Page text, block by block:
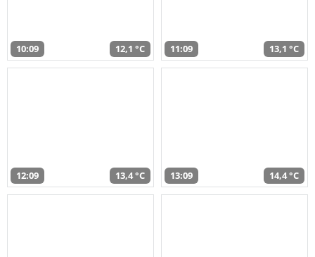
10:09 12,1 °C 11:09 13,1 °C
12:09 13,4 °C 13:09 14,4 °C